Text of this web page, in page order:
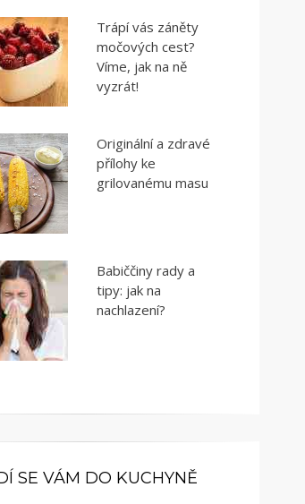
Trápí vás záněty
močových cest?
Víme, jak na ně
vyzrát!
Originální a zdravé
přílohy ke
grilovanému masu
Babiččiny rady a
tipy: jak na
nachlazení?
SE VÁM DO KUCHYNĚ